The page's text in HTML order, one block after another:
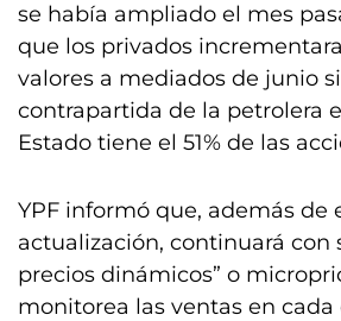
se había ampliado el mes
que los privados
valores a mediados de junio
contrapartida de la petrolera
Estado tiene el 51% de las
YPF informó que, además de
actualización, continuará con
precios dinámicos” o
monitorea las ventas en cada